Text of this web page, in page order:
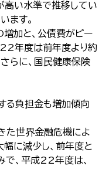
高い水準で推移してい
ます。
加と、公債費がピー
22年度は前年度より約
らに、国民健康保険
る負担金も増加傾向
た世界金融危機によ
に減少し、前年度と
で、平成22年度は、